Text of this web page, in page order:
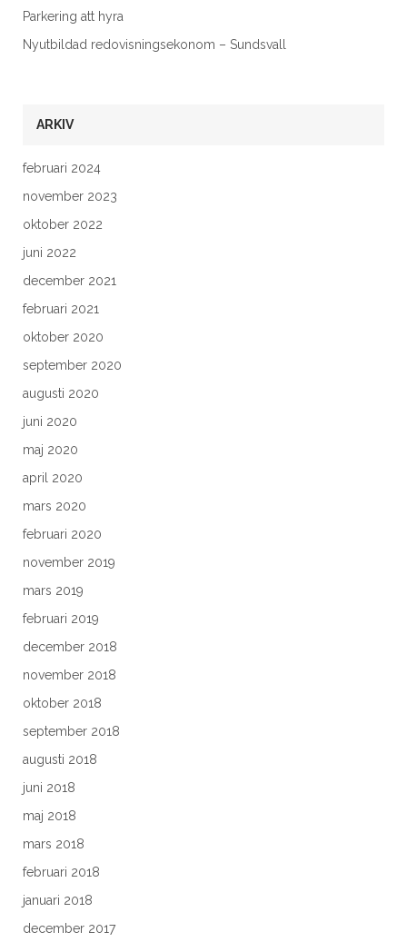
Parkering att hyra
Nyutbildad redovisningsekonom – Sundsvall
ARKIV
februari 2024
november 2023
oktober 2022
juni 2022
december 2021
februari 2021
oktober 2020
september 2020
augusti 2020
juni 2020
maj 2020
april 2020
mars 2020
februari 2020
november 2019
mars 2019
februari 2019
december 2018
november 2018
oktober 2018
september 2018
augusti 2018
juni 2018
maj 2018
mars 2018
februari 2018
januari 2018
december 2017